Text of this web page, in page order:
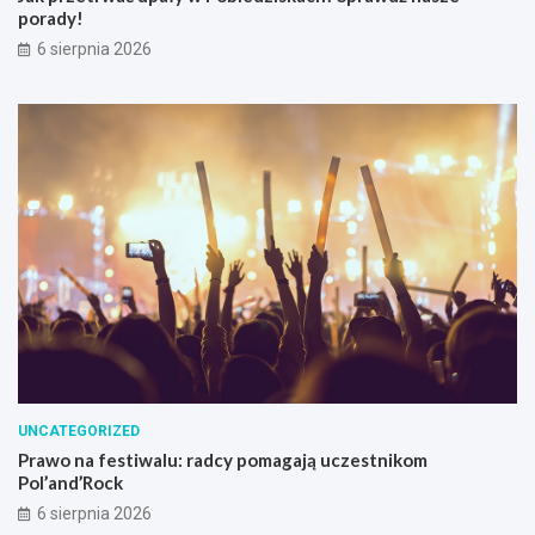
z
e
p
!
porady!
6 sierpnia 2026
UNCATEGORIZED
Prawo na festiwalu: radcy pomagają uczestnikom
Pol’and’Rock
6 sierpnia 2026